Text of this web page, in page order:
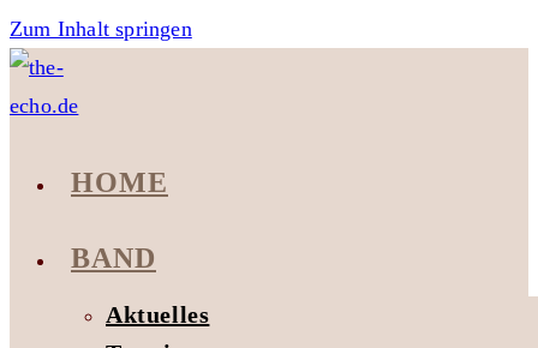
Zum Inhalt springen
HOME
BAND
Aktuelles